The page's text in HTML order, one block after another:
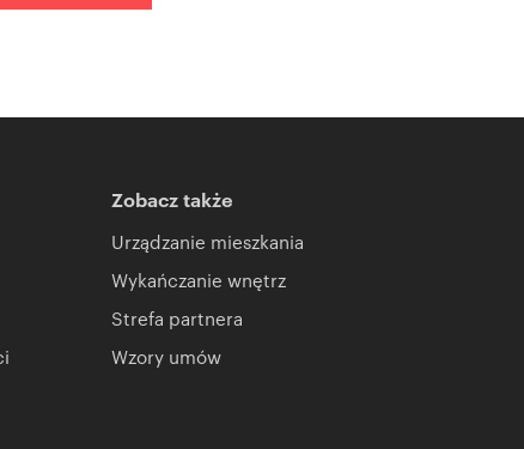
Zobacz także
Urządzanie mieszkania
Wykańczanie wnętrz
Strefa partnera
Wzory umów